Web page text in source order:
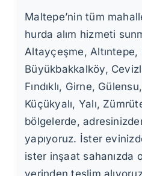
Maltepe’nin tüm
hurda alım hizmeti
Altayçeşme, Altıntepe,
Büyükbakkalköy,
Fındıklı, Girne,
Küçükyalı, Yalı,
bölgelerde,
yapıyoruz. İster
ister inşaat sahanızda
yerinden teslim